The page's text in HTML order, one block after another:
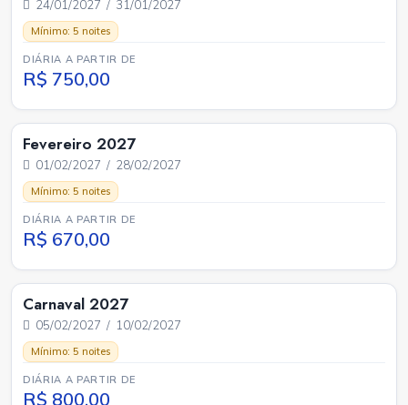
24/01/2027 / 31/01/2027
Mínimo: 5 noites
DIÁRIA A PARTIR DE
R$ 750,00
Fevereiro 2027
01/02/2027 / 28/02/2027
Mínimo: 5 noites
DIÁRIA A PARTIR DE
R$ 670,00
Carnaval 2027
05/02/2027 / 10/02/2027
Mínimo: 5 noites
DIÁRIA A PARTIR DE
R$ 800,00